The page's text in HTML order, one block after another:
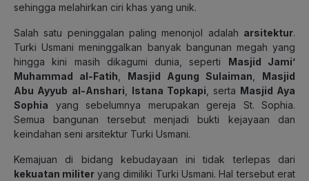
sehingga melahirkan ciri khas yang unik.
Salah satu peninggalan paling menonjol adalah arsitektur.
Turki Usmani meninggalkan banyak bangunan megah yang
hingga kini masih dikagumi dunia, seperti Masjid Jami’
Muhammad al-Fatih
Masjid Agung Sulaiman
Masjid
Abu Ayyub al-Anshari
Istana Topkapi , serta Masjid Aya
Sophia yang sebelumnya merupakan gereja St. Sophia.
Semua bangunan tersebut menjadi bukti kejayaan dan
keindahan seni arsitektur Turki Usmani.
Kemajuan di bidang kebudayaan ini tidak terlepas dari
kekuatan militer yang dimiliki Turki Usmani. Hal tersebut erat